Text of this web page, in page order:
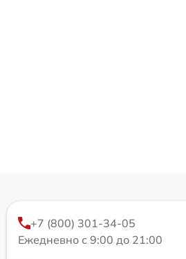
+7 (800) 301-34-05
Ежедневно с 9:00 до 21:00